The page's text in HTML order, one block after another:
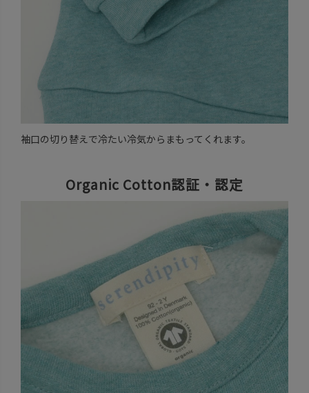
袖口の切り替えで冷たい冷気からまもってくれます。
Organic Cotton認証・認定